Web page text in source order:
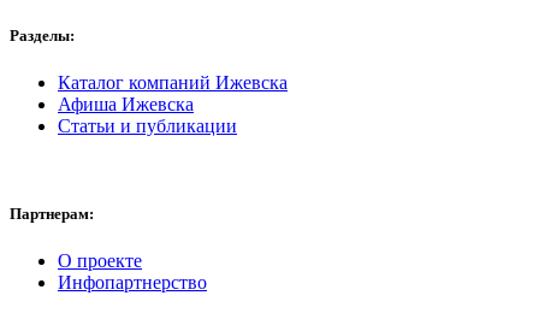
Разделы:
Каталог компаний Ижевска
Афиша Ижевска
Статьи и публикации
Партнерам:
О проекте
Инфопартнерство